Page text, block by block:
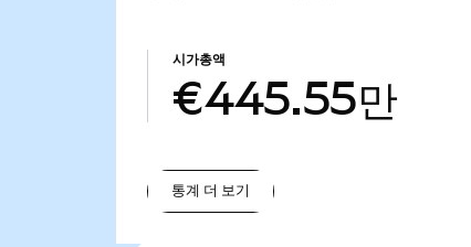
시가총액
€445.55만
통계 더 보기